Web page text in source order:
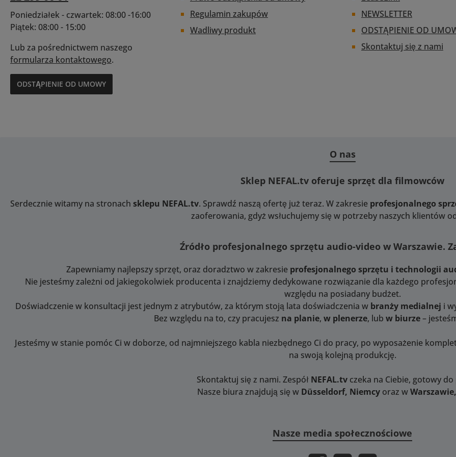
uszkodzenia obiektywu
podczas montażu i
obsługiSzczegóły
Canon Full FrameMag.
Współczynnik 2X Waga
145g
wymagane dodatkowe
źródło zasilania.
sprzętowe adaptera może
z mocowaniem EF i EF-
mm x 50 mmWaga: 704 g
Elektronika Wyświetlanie
(wyświetlanie odległości
obsługującego informacje
o odległości)Automatyczna
przycisk funkcyjnyObsługa
obiektywów ze stabilizacją
obrazu (IS)Zasilanie jest
aparatu. Nie jest
zasilaniaOprogramowanie
sprzętowe adaptera może
Poniedziałek - czwartek: 08:00 -16:00
Piątek: 08:00 - 15:00
Lub za pośrednictwem naszego
formularza kontaktowego.
ODSTĄPIENIE OD UMOWY
Regulamin zakupów
Wadliwy produkt
NEWSLETTER
ODSTĄPIENIE OD
Skontaktuj się z nami
O nas
Sklep NEFAL.tv oferuje sprzęt dla filmowców
Serdecznie witamy na stronach sklepu NEFAL.tv. Sprawdź naszą ofertę już teraz. W zakresie profesjonalnego
zaoferowania, gdyż wsłuchujemy się w potrzeby naszych klientów
Źródło profesjonalnego sprzętu audio-video w Warszawie.
Zapewniamy najlepszy sprzęt, oraz doradztwo w zakresie profesjonalnego sprzętu i technologii
Nie jesteśmy zależni od jakiegokolwiek producenta i znajdziemy dedykowane rozwiązanie dla każdego
względu na posiadany budżet.
Doświadczenie w konsultacji jest jednym z atrybutów, za którym stoją lata doświadczenia w branży medialnej i
Bez względu na to, czy pracujesz na planie, w plenerze, lub w biurze–
Jesteśmy w stanie pomóc Ci w doborze, od najmniejszego kabla niezbędnego Ci do pracy, po wyposażenie
na swoją kolejną produkcję.
Skontaktuj się z nami. Zespół NEFAL.tvczeka na Ciebie, gotowy do
Nasze biura znajdują się w Düsseldorf, Niemcy oraz w
Nasze media społecznościowe